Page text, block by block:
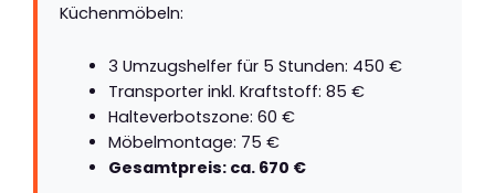
Küchenmöbeln:
3 Umzugshelfer für 5 Stunden: 450 €
Transporter inkl. Kraftstoff: 85 €
Halteverbotszone: 60 €
Möbelmontage: 75 €
Gesamtpreis: ca. 670 €